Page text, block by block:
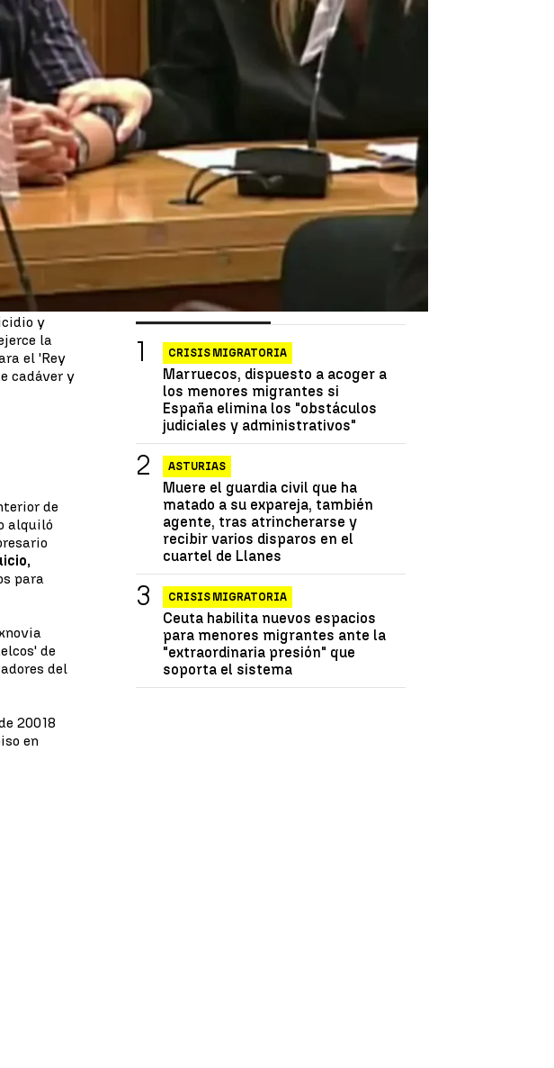
Linkedin
por el
y
al
que ambos
y
la
el 'Rey
cadáver y
de
alquiló
para
de
del
20018
en
Las más vistas
CRISIS MIGRATORIA
Marruecos, dispuesto a acoger a
los menores migrantes si
España elimina los "obstáculos
judiciales y administrativos"
ASTURIAS
Muere el guardia civil que ha
matado a su expareja, también
agente, tras atrincherarse y
recibir varios disparos en el
cuartel de Llanes
CRISIS MIGRATORIA
Ceuta habilita nuevos espacios
para menores migrantes ante la
"extraordinaria presión" que
soporta el sistema